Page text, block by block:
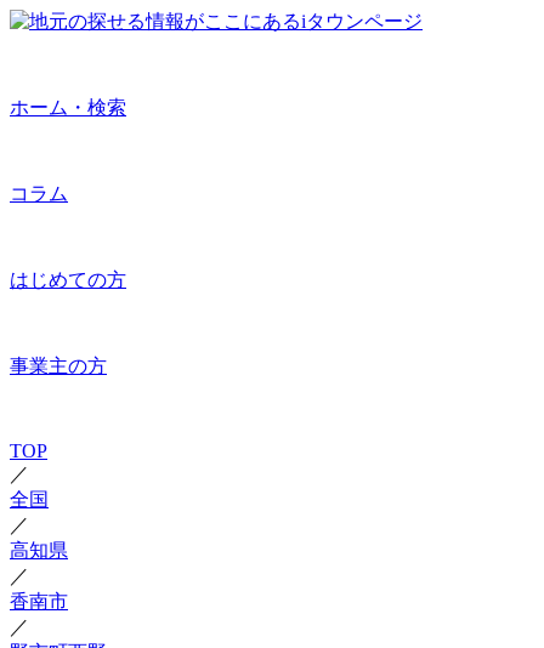
ホーム・検索
コラム
はじめての方
事業主の方
TOP
／
全国
／
高知県
／
香南市
／